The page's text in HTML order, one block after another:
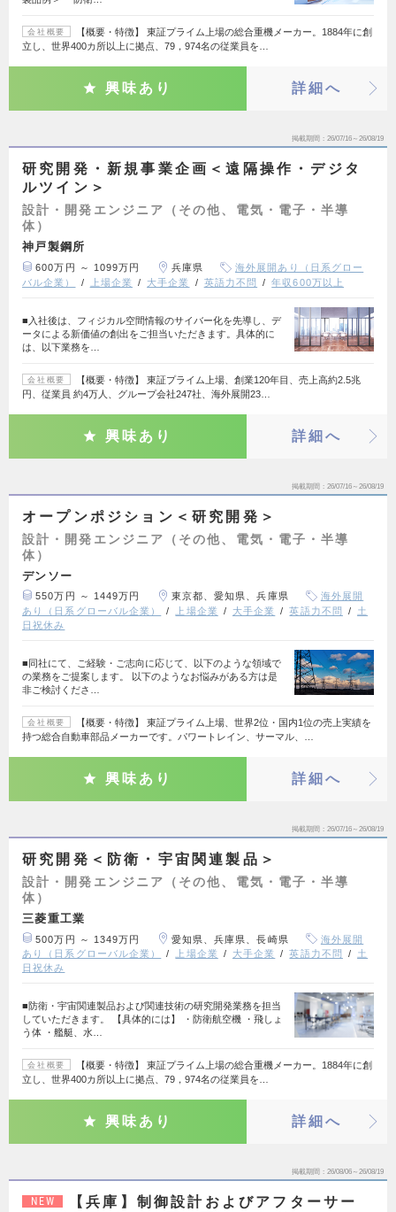
会社概要
【概要・特徴】 東証プライム上場の総合重機メーカー。1884年に創
立し、世界400カ所以上に拠点、79，974名の従業員を…
興味あり 詳細へ
掲載期間 26/07/16～26/08/19
研究開発・新規事業企画＜遠隔操作・デジタ
ルツイン＞
設計・開発エンジニア（その他、電気・電子・半導
体）
神戸製鋼所
600万円 ～ 1099万円 兵庫県
海外展開あり（日系グロー
バル企業）
上場企業 大手企業 英語力不問 年収600万以上
■入社後は、フィジカル空間情報のサイバー化を先導し、デ
ータによる新価値の創出をご担当いただきます。具体的に
は、以下業務を…
会社概要
【概要・特徴】 東証プライム上場、創業120年目、売上高約2.5兆
円、従業員 約4万人、グループ会社247社、海外展開23…
興味あり 詳細へ
掲載期間 26/07/16～26/08/19
オープンポジション＜研究開発＞
設計・開発エンジニア（その他、電気・電子・半導
体）
デンソー
550万円 ～ 1449万円 東京都、愛知県、兵庫県
海外展開
あり（日系グローバル企業）
上場企業 大手企業 英語力不問
土
日祝休み
■同社にて、ご経験・ご志向に応じて、以下のような領域で
の業務をご提案します。 以下のようなお悩みがある方は是
非ご検討くださ…
会社概要
【概要・特徴】 東証プライム上場、世界2位・国内1位の売上実績を
持つ総合自動車部品メーカーです。パワートレイン、サーマル、…
興味あり 詳細へ
掲載期間 26/07/16～26/08/19
研究開発＜防衛・宇宙関連製品＞
設計・開発エンジニア（その他、電気・電子・半導
体）
三菱重工業
500万円 ～ 1349万円 愛知県、兵庫県、長崎県
海外展開
あり（日系グローバル企業）
上場企業 大手企業 英語力不問
土
日祝休み
■防衛・宇宙関連製品および関連技術の研究開発業務を担当
していただきます。 【具体的には】 ・防衛航空機 ・飛しょ
う体 ・艦艇、水…
会社概要
【概要・特徴】 東証プライム上場の総合重機メーカー。1884年に創
立し、世界400カ所以上に拠点、79，974名の従業員を…
興味あり 詳細へ
掲載期間 26/08/06～26/08/19
NEW
【兵庫】制御設計およびアフターサー